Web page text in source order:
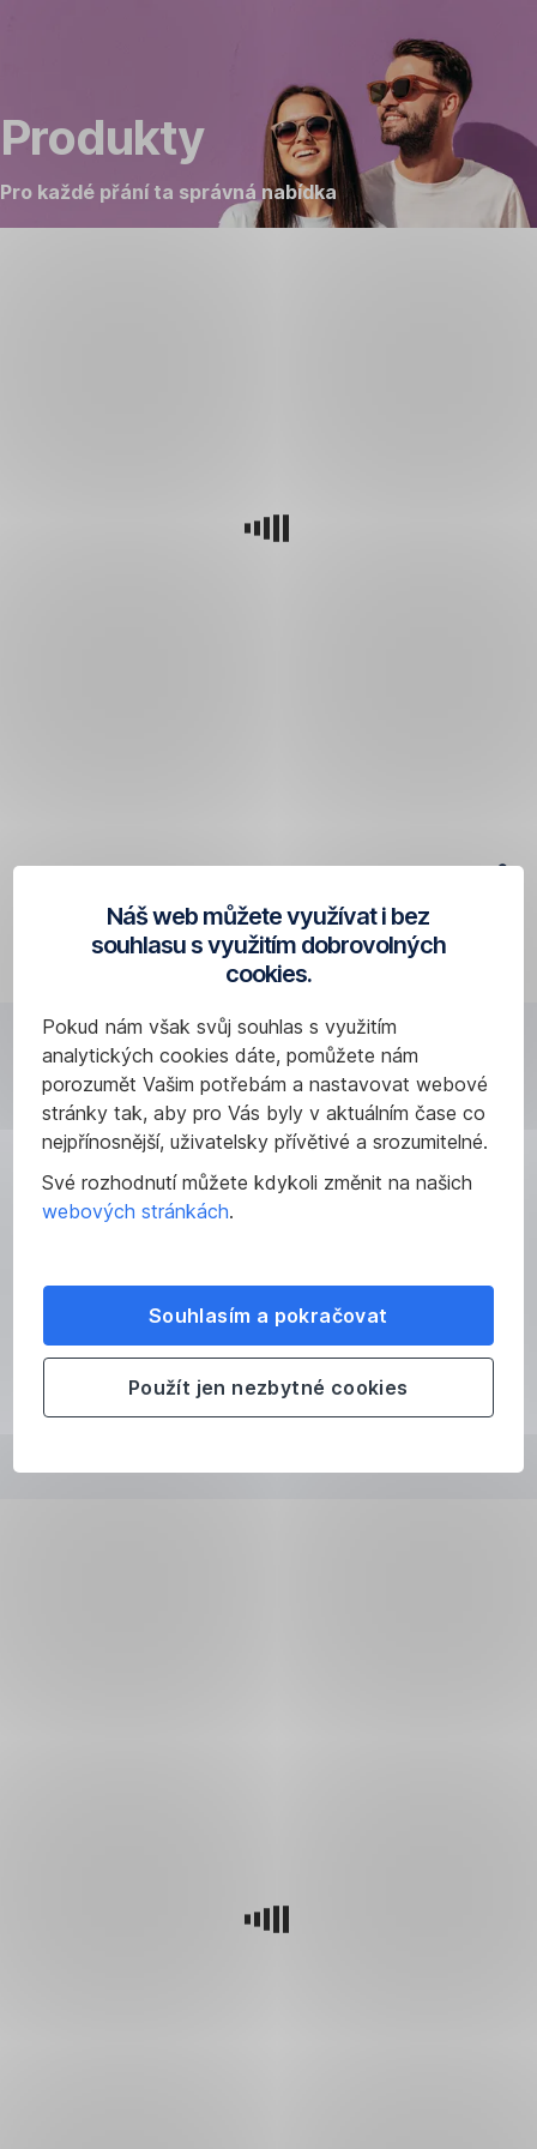
produkty
produktů
Produkty
Pro každé přání ta správná nabídka
Přehled produktů
Fondy
Dluhopisy
Prémiové
vklady
Certifikáty
Akcie
Produkty
prvky
udržitelnosti
Exchange
Traded
Funds
Zlaté
slitky
Náš web můžete využívat i bez
souhlasu s využitím dobrovolných
cookies.
Pokud nám však svůj souhlas s využitím
analytických cookies dáte, pomůžete nám
porozumět Vašim potřebám a nastavovat webové
stránky tak, aby pro Vás byly v aktuálním čase co
nejpřínosnější, uživatelsky přívětivé a srozumitelné.
Své rozhodnutí můžete kdykoli změnit na našich
webových stránkách.
Souhlasím a pokračovat
Použít jen nezbytné cookies